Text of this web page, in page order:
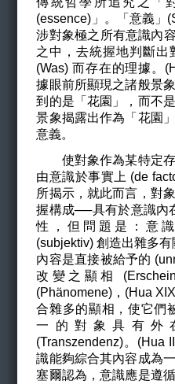
(essence)」。「意義」
涉對象極之所有意識內
之中，去統握地判斷出
(Was) 而存在的理據。
據眼前所顯現之諸般景
到的是「花園」，而不
景象揭露出作為「花園
意義。
使對象作為某特定
由意識於事實上 (de
所揭示，就此而言，對
握構成──具有於意識內
性，但問題是：意
(subjektiv)創造出雜多
內容是直接被給予的 (
改變之顯相 (
(Phänomene) ，(Hua
合雜多的顯相，使它們
一的對象具有外
(Transzendenz)。(Hua
識能夠綜合其內容成為
塞爾認為，意識應是遵